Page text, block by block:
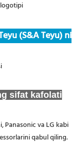
(S&A Teyu) ni
sifat kafolati
Panasonic va LG kabi
qabul qiling.